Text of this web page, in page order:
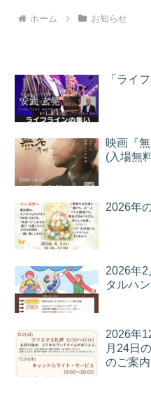
ホーム お知らせ
「ライ
映画『
(入場無
2026年
2026年
タルハ
2026年
月24日
のご案内